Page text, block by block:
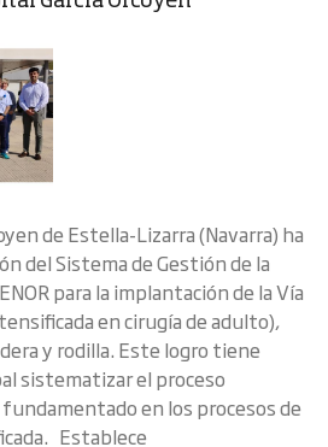
de Estella-Lizarra (Navarra) ha
del Sistema de Gestión de la
para la implantación de la Vía
en cirugía de adulto),
y rodilla. Este logro tiene
sistematizar el proceso
en los procesos de
Establece